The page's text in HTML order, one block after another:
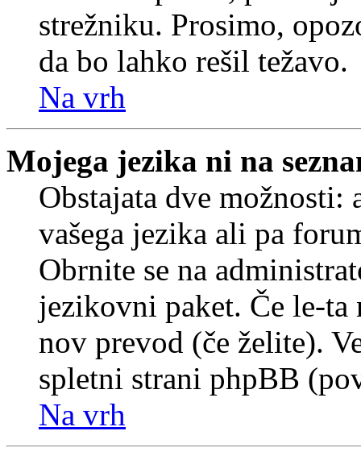
strežniku. Prosimo,
da bo lahko rešil težavo.
Na vrh
Mojega jezika ni na
Obstajata dve
vašega jezika ali pa
Obrnite se na
jezikovni paket. Če le-ta
nov prevod (če želite).
spletni strani phpBB
Na vrh